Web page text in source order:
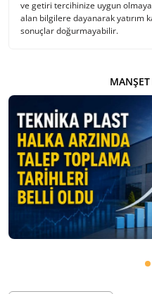
ve getiri tercihinize uygun
alan bilgilere dayanarak yatırım
sonuçlar doğurmayabilir.